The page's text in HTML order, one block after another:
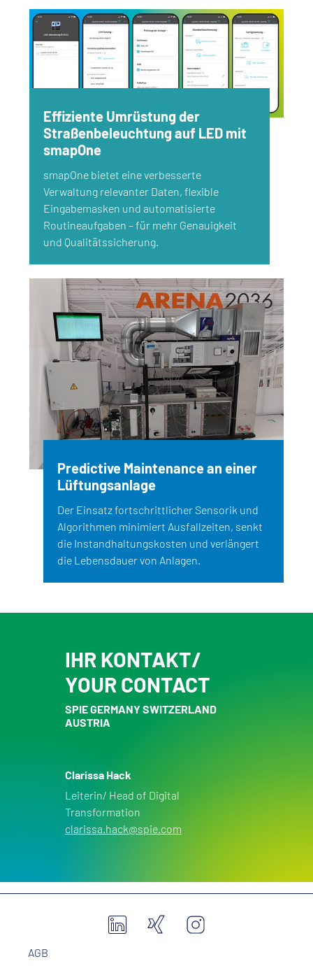
Effiziente Umrüstung der
Straßenbeleuchtung auf LED mit
smapOne
smapOne bietet eine verbesserte
Verwaltung relevanter Daten, flexible
Eingabemasken und automatisierte
Routineaufgaben – für mehr Genauigkeit
und Qualitätssicherung.
Predictive Maintenance an einer
Lüftungsanlage
Der Einsatz fortschrittlicher Sensorik und
Algorithmen minimiert Ausfallzeiten, senkt
die Instandhaltungskosten und verlängert
die Lebensdauer von Anlagen.
IHR KONTAKT/
YOUR CONTACT
SPIE GERMANY SWITZERLAND
AUSTRIA
Clarissa Hack
Leiterin/ Head of Digital
Transformation
clarissa.hack@spie.com
AGB